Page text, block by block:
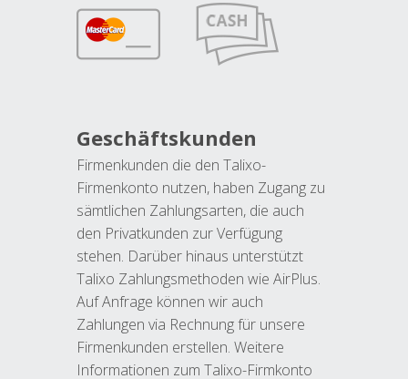
Geschäftskunden
Firmenkunden die den Talixo-
Firmenkonto nutzen, haben Zugang zu
sämtlichen Zahlungsarten, die auch
den Privatkunden zur Verfügung
stehen. Darüber hinaus unterstützt
Talixo Zahlungsmethoden wie AirPlus.
Auf Anfrage können wir auch
Zahlungen via Rechnung für unsere
Firmenkunden erstellen. Weitere
Informationen zum Talixo-Firmkonto